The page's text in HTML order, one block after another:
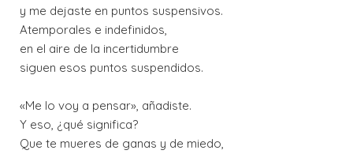
y me dejaste en puntos suspensivos.
Atemporales e indefinidos,
en el aire de la incertidumbre
siguen esos puntos suspendidos.
«Me lo voy a pensar», añadiste.
Y eso, ¿qué significa?
Que te mueres de ganas y de miedo,